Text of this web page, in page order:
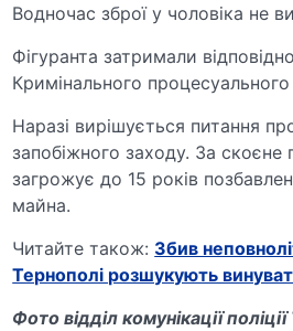
Водночас зброї у чоловіка не
Фігуранта затримали
Кримінального
Наразі вирішується питання
запобіжного заходу. За скоєне
загрожує до 15 років
майна.
Читайте також: Збив
Тернополі розшукують
Фото відділ комунікації